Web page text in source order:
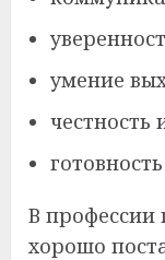
умение
честность
В профессии
хорошо